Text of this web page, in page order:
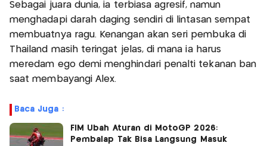
Sebagai juara dunia, ia terbiasa agresif, namun
menghadapi darah daging sendiri di lintasan sempat
membuatnya ragu. Kenangan akan seri pembuka di
Thailand masih teringat jelas, di mana ia harus
meredam ego demi menghindari penalti tekanan ban
saat membayangi Alex.
Baca Juga :
FIM Ubah Aturan di MotoGP 2026:
Pembalap Tak Bisa Langsung Masuk